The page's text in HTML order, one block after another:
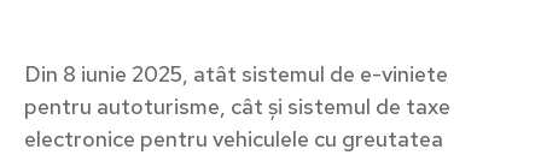
Din 8 iunie 2025, atât sistemul de e-viniete
pentru autoturisme, cât și sistemul de taxe
electronice pentru vehiculele cu greutatea